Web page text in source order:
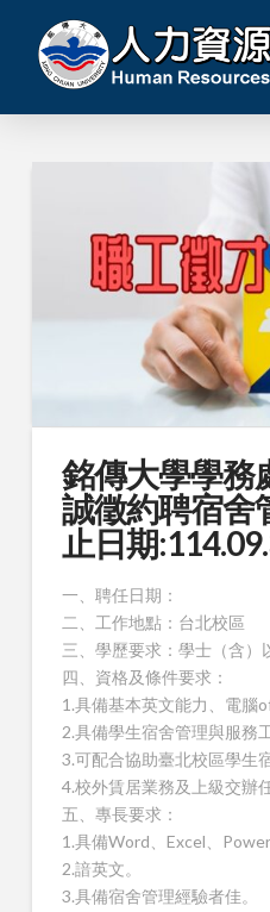
銘傳大學學務
誠徵約聘宿舍
止日期
一、聘任日期：
二、工作地點：台北校區
三、學歷要求：學士（含）
四、資格及條件要求：
1.具備基本英文能力、電腦
2.具備學生宿舍管理與服務
3.可配合協助臺北校區學生
4.校外賃居業務及上級交辦任
五、專長要求：
1.具備Word、Excel、
2.諳英文。
3.具備宿舍管理經驗者佳。